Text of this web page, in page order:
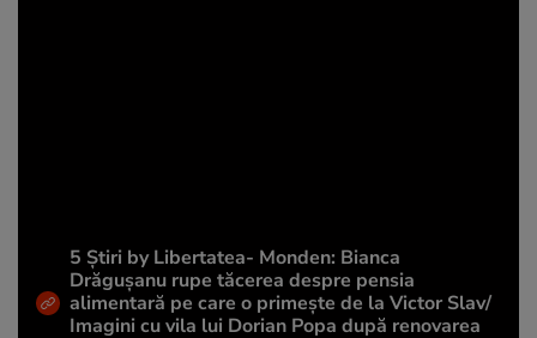
5 Știri by Libertatea- Monden: Bianca
Drăgușanu rupe tăcerea despre pensia
alimentară pe care o primește de la Victor Slav/
Imagini cu vila lui Dorian Popa după renovarea